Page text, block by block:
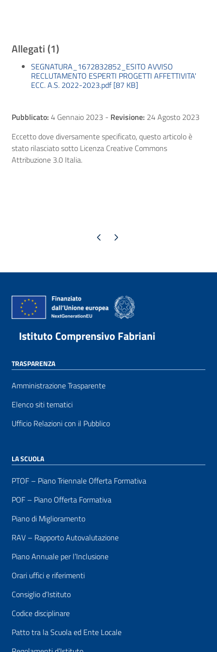
Allegati (1)
SEGNATURA_1672832852_ESITO AVVISO
RECLUTAMENTO ESPERTI PROGETTI AFFETTIVITA'
ECC. A.S. 2022-2023.pdf [87 KB]
Pubblicato: 4 Gennaio 2023 - Revisione: 24 Agosto 2023
Eccetto dove diversamente specificato, questo articolo è
stato rilasciato sotto Licenza Creative Commons
Attribuzione 3.0 Italia.
Pagina precedente
Pagina successiva
Istituto Comprensivo Fabriani
TRASPARENZA
Amministrazione Trasparente
Elenco siti tematici
Ufficio Relazioni con il Pubblico
LA SCUOLA
PTOF – Piano Triennale Offerta Formativa
POF – Piano Offerta Formativa
Piano di Miglioramento
RAV – Rapporto Autovalutazione
Piano Annuale per l’Inclusione
Orari uffici e riferimenti
Consiglio d’Istituto
Codice disciplinare
Patto tra la Scuola ed Ente Locale